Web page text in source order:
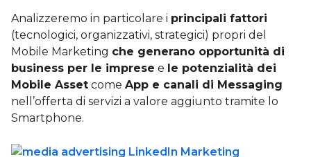
Analizzeremo in particolare i principali fattori
(tecnologici, organizzativi, strategici) propri del
Mobile Marketing che generano opportunità di
business per le imprese e le potenzialità dei
Mobile Asset come App e canali di Messaging
nell’offerta di servizi a valore aggiunto tramite lo
Smartphone.